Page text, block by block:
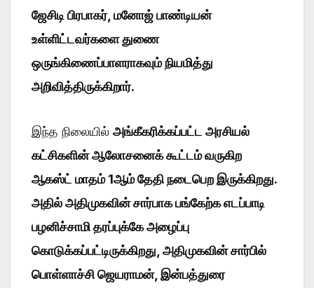
ஜேசிடி பிரபாகர், மனோஜ் பாண்டியன்
உள்ளிட்டவர்களை துணை
ஒருங்கிணைப்பாளராகவும் நியமித்து
அறிவித்திருக்கிறார்.
இந்த நிலையில் அங்கீகரிக்கப்பட்ட அரசியல்
கட்சிகளின் ஆலோசனைக் கூட்டம் வருகிற
ஆகஸ்ட் மாதம் 1ஆம் தேதி நடைபெற இருக்கிறது.
அதில் அதிமுகவின் சார்பாக பங்கேற்க எடப்பாடி
பழனிச்சாமி தரப்புக்கே அழைப்பு
கொடுக்கப்பட்டிருக்கிறது, அதிமுகவின் சார்பில்
பொள்ளாச்சி ஜெயராமன், இன்பத்துரை